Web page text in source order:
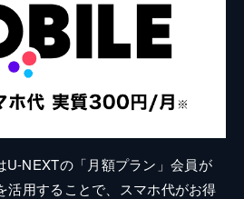
U-NEXTの「月額プラン」会員が
活用することで、スマホ代がお得